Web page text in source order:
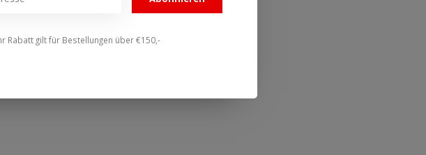
Rabatt gilt für Bestellungen über €150,-